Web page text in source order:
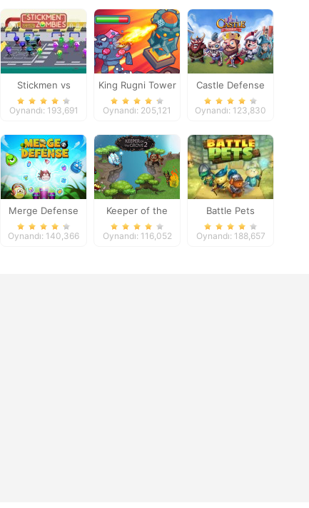
Stickmen vs
Zombies
Oynandı: 193,691
King Rugni Tower
Defense
Oynandı: 205,121
Castle Defense
Oynandı: 123,830
Merge Defense
Oynandı: 140,366
Keeper of the
Grove 2
Oynandı: 116,052
Battle Pets
Oynandı: 188,657